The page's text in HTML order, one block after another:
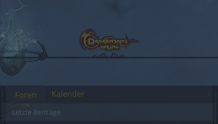
Foren
Letzte Beiträge
Kalender